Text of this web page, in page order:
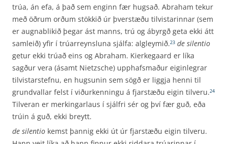
trúa, án efa, á það sem enginn fær hugsað. Abraham tekur
með öðrum orðum stökkið úr þverstæðu tilvistarinnar (sem
er augnablikið þegar ást manns, trú og ábyrgð geta ekki átt
samleið) yfir í trúarreynsluna sjálfa: algleymið.23 de silentio
getur ekki trúað eins og Abraham. Kierkegaard er líka
sagður vera (ásamt Nietzsche) upphafsmaður eiginlegrar
tilvistarstefnu, en hugsunin sem sögð er liggja henni til
grundvallar felst í viðurkenningu á fjarstæðu eigin tilveru.24
Tilveran er merkingarlaus í sjálfri sér og því fær guð, eða
trúin á guð, ekki breytt.
de silentio kemst þannig ekki út úr fjarstæðu eigin tilveru.